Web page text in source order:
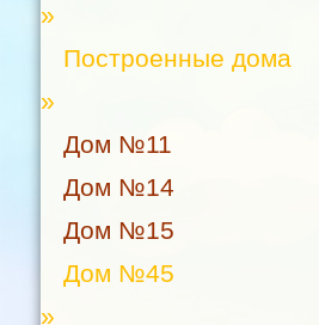
»
Построенные дома
»
Дом №11
Дом №14
Дом №15
Дом №45
»